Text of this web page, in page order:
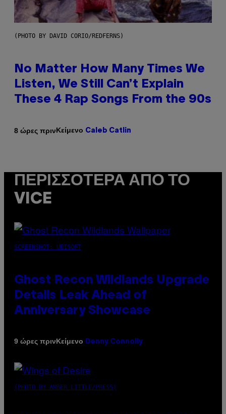
(PHOTO BY DAVID CORIO/REDFERNS)
No Matter How Many Times We
Listen, We Still Can’t Explain
These 4 Rap Songs From the 90s
8 ώρες πρινΚείμενο Caleb Catlin
ΠΕΡΙΣΣΌΤΕΡΑ ΑΠΌ ΤΟ
VICE
SCREENSHOT: UBISOFT
Ghost Recon Wildlands Upgrade
Details Leak Ahead of
Anniversary Showcase
9 ώρες πρινΚείμενο Denny Connolly
(PHOTO BY AMBER LITTLE/PRESS)